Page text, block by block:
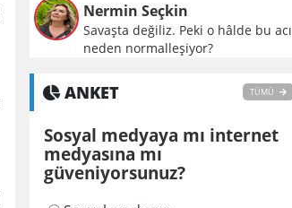
Nermin Seçkin
Savaşta değiliz. Peki o hâlde bu acı
neden normalleşiyor?
ANKET TÜMÜ
Sosyal medyaya mı internet
medyasına mı
güveniyorsunuz?